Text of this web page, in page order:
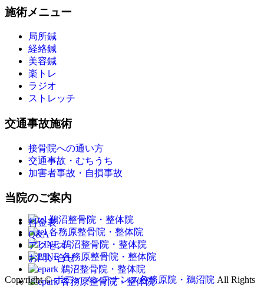
施術メニュー
局所鍼
経絡鍼
美容鍼
楽トレ
ラジオ
ストレッチ
交通事故施術
接骨院への通い方
交通事故・むちうち
加害者事故・自損事故
当院のご案内
料金表
Q&A
アクセス
お問い合せ
Copyright ©ボディメンテナンス各務原院・鵜沼院 All Rights